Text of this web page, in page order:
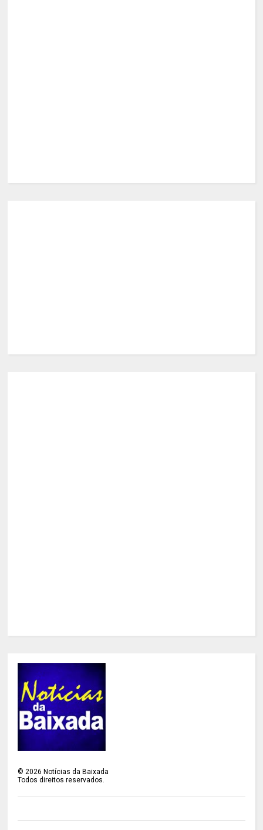
©2026 Notícias da Baixada
Todos direitos reservados.